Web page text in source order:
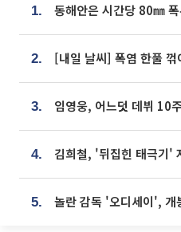
1.
2.
3.
4.
5.